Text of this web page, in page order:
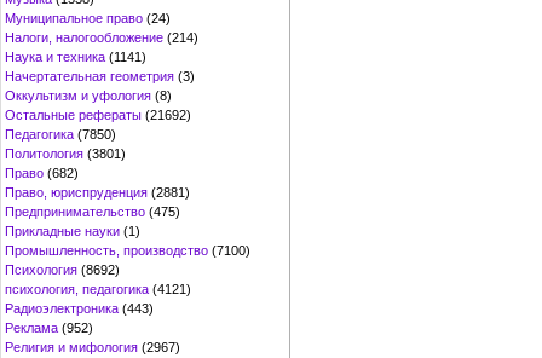
Муниципальное право (24)
Налоги, налогообложение (214)
Наука и техника (1141)
Начертательная геометрия (3)
Оккультизм и уфология (8)
Остальные рефераты (21692)
Педагогика (7850)
Политология (3801)
Право (682)
Право, юриспруденция (2881)
Предпринимательство (475)
Прикладные науки (1)
Промышленность, производство (7100)
Психология (8692)
психология, педагогика (4121)
Радиоэлектроника (443)
Реклама (952)
Религия и мифология (2967)